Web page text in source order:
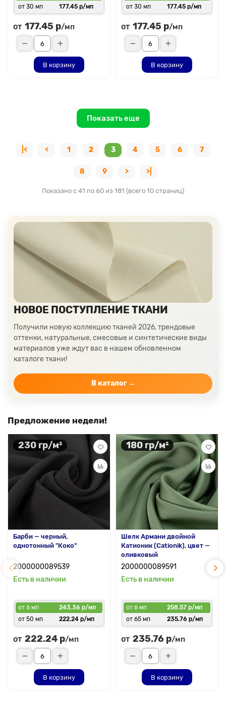
от 30 мп
177.45 р/мп
от 177.45 р/мп
В корзину
от 30 мп
177.45 р/мп
от 177.45 р/мп
В корзину
Показать еще
|< < 1 2 3 4 5 6 7
8 9 > >|
Показано с 41 по 60 из 181 (всего 10 страниц)
НОВОЕ ПОСТУПЛЕНИЕ ТКАНИ
Получили новую коллекцию тканей 2026, трендовые
оттенки, натуральные, смесовые и синтетические виды
материалов уже ждут вас в нашем обновленном
каталоге ткани!
В каталог →
Предложение недели!
230 гр/м²
Барби — черный,
однотонный "Коко"
2000000089539
Есть в наличии
от 6 мп
243.36 р/мп
от 50 мп
222.24 р/мп
от 222.24 р/мп
В корзину
180 гр/м²
Шелк Армани двойной
Катионик (Cationik), цвет —
оливковый
2000000089591
Есть в наличии
от 6 мп
258.57 р/мп
от 65 мп
235.76 р/мп
от 235.76 р/мп
В корзину